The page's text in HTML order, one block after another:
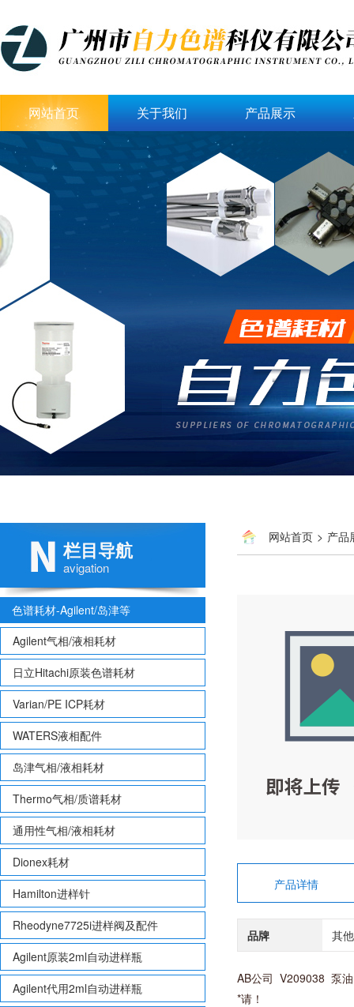
网站首页 关于我们 产品展示
栏目导航
avigation
色谱耗材-Agilent/岛津等
Agilent气相/液相耗材
日立Hitachi原装色谱耗材
Varian/PE ICP耗材
WATERS液相配件
岛津气相/液相耗材
Thermo气相/质谱耗材
通用性气相/液相耗材
Dionex耗材
Hamilton进样针
Rheodyne7725i进样阀及配件
Agilent原装2ml自动进样瓶
Agilent代用2ml自动进样瓶
网站首页 > 产品
产品详情
品牌 其
AB公司 V209038 泵油
*请！